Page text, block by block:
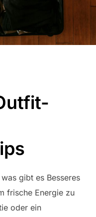
gibt es Besseres
frische Energie zu
oder ein